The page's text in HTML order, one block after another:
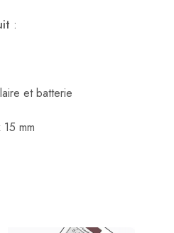
:
et batterie
mm